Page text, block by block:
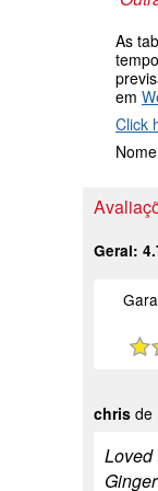
As
em
Click
Geral:
chris de
Loved